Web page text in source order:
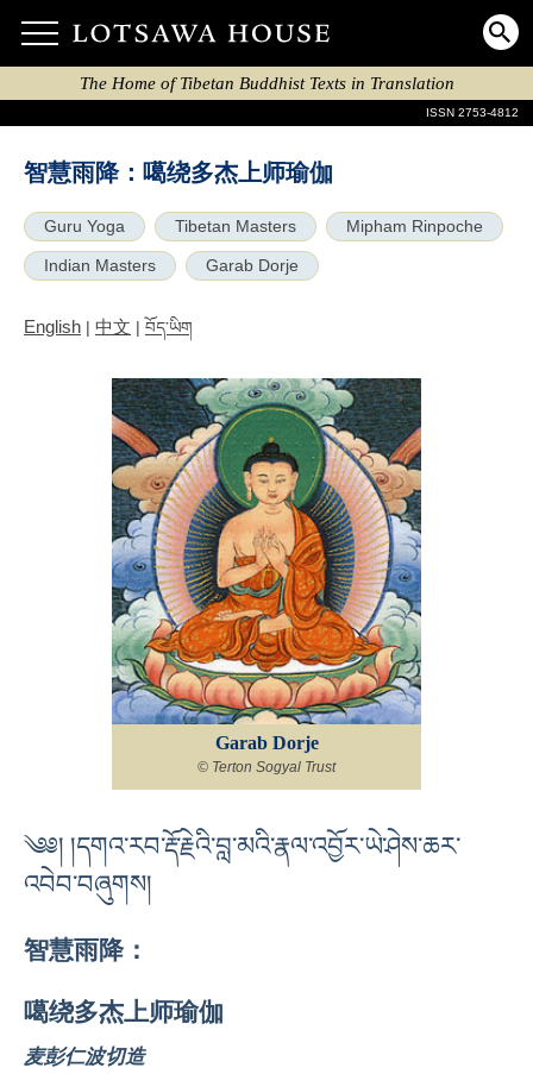
The Home of Tibetan Buddhist Texts in Translation
ISSN 2753-4812
智慧雨降：噶绕多杰上师瑜伽
Guru Yoga Tibetan Masters Mipham Rinpoche
Indian Masters Garab Dorje
English | 中文 | བོད་ཡིག
Garab Dorje
© Terton Sogyal Trust
༄༅། །དགའ་རབ་རྡོ་རྗེའི་བླ་མའི་རྣལ་འབྱོར་ཡེ་ཤེས་ཆར་
འབེབ་བཞུགས།
智慧雨降：
噶绕多杰上师瑜伽
麦彭仁波切造